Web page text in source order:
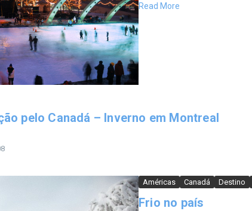
Read More
pelo Canadá – Inverno em Montreal
Américas Canadá Destino
Frio no país